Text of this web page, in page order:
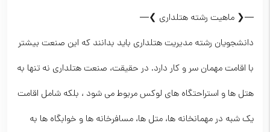
—❮ ماهیت رشته هتلداری ❯—
دانشجویان رشته مدیریت هتلداری باید بدانند که این صنعت بیشتر
با اقامت مهمان سر و کار دارد. در حقیقت، صنعت هتلداری نه تنها به
هتل ها و استراحتگاه های لوکس مربوط می شود ، بلکه شامل اقامت
یک شبه در مهمانخانه ها، متل ها، مسافرخانه ها و خوابگاه ها به